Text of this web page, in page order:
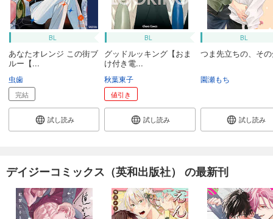
BL
あなたオレンジ この街ブ
ルー【...
虫歯
完結
試し読み
BL
グッドルッキング【おま
け付き電...
秋葉東子
値引き
試し読み
BL
つま先立ちの、そ
園瀬もち
試し読み
デイジーコミックス（英和出版社） の最新刊